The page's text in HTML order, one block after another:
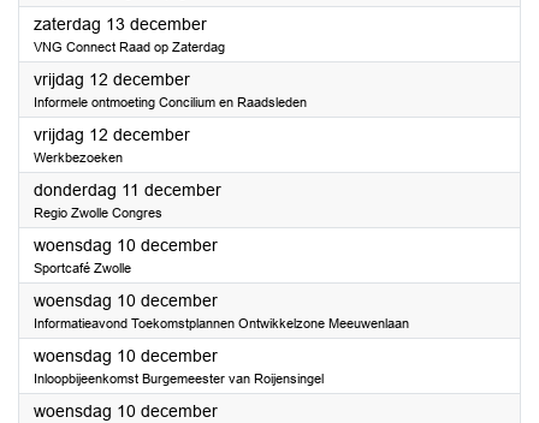
zaterdag 13 december2025
VNG Connect Raad op Zaterdag
vrijdag 12 december2025
Informele ontmoeting Concilium en Raadsleden
vrijdag 12 december2025
Werkbezoeken
donderdag 11 december2025
Regio Zwolle Congres
woensdag 10 december2025
Sportcafé Zwolle
woensdag 10 december2025
Informatieavond Toekomstplannen Ontwikkelzone Meeuwenlaan
woensdag 10 december2025
Inloopbijeenkomst Burgemeester van Roijensingel
woensdag 10 december2025